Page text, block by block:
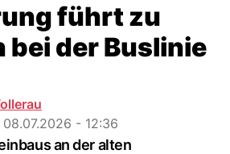
führt zu
bei der Buslinie
08.07.2026 - 12:36
an der alten